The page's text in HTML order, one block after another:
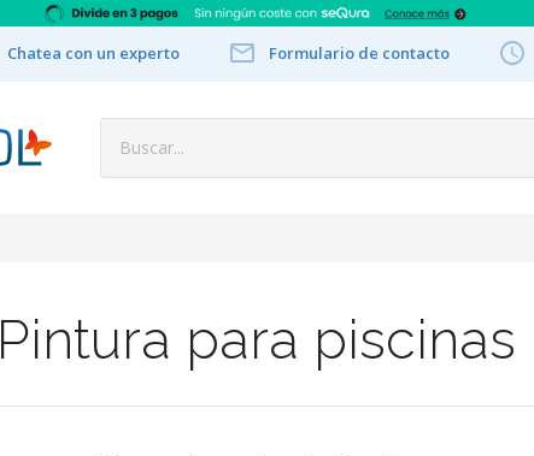
Chatea con un experto  Formulario de contacto 
Pintura para piscinas